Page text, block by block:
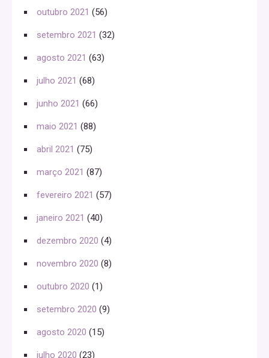
outubro 2021 (56)
setembro 2021 (32)
agosto 2021 (63)
julho 2021 (68)
junho 2021 (66)
maio 2021 (88)
abril 2021 (75)
março 2021 (87)
fevereiro 2021 (57)
janeiro 2021 (40)
dezembro 2020 (4)
novembro 2020 (8)
outubro 2020 (1)
setembro 2020 (9)
agosto 2020 (15)
julho 2020 (23)